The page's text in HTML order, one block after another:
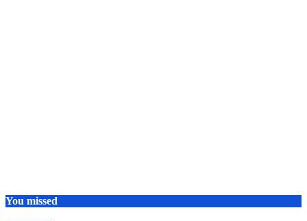
You missed